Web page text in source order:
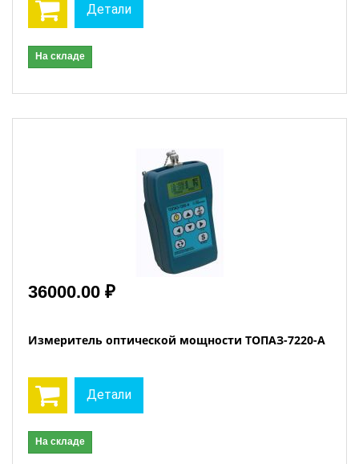
Детали
На складе
36000.00 ₽
Измеритель оптической мощности ТОПАЗ-7220-A
Детали
На складе